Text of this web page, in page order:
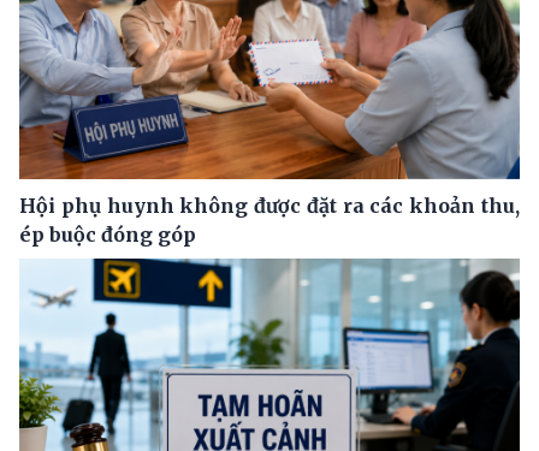
Hội phụ huynh không được đặt ra các khoản thu,
ép buộc đóng góp